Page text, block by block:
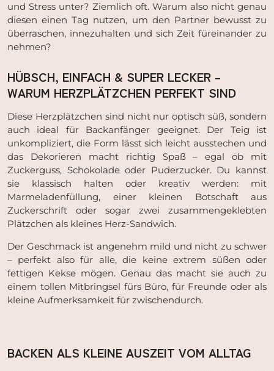
und Stress unter? Ziemlich oft. Warum also nicht genau
diesen einen Tag nutzen, um den Partner bewusst zu
überraschen, innezuhalten und sich Zeit füreinander zu
nehmen?
HÜBSCH, EINFACH & SUPER LECKER –
WARUM HERZPLÄTZCHEN PERFEKT SIND
Diese Herzplätzchen sind nicht nur optisch süß, sondern
auch ideal für Backanfänger geeignet. Der Teig ist
unkompliziert, die Form lässt sich leicht ausstechen und
das Dekorieren macht richtig Spaß – egal ob mit
Zuckerguss, Schokolade oder Puderzucker. Du kannst
sie klassisch halten oder kreativ werden: mit
Marmeladenfüllung, einer kleinen Botschaft aus
Zuckerschrift oder sogar zwei zusammengeklebten
Plätzchen als kleines Herz-Sandwich.
Der Geschmack ist angenehm mild und nicht zu schwer
– perfekt also für alle, die keine extrem süßen oder
fettigen Kekse mögen. Genau das macht sie auch zu
einem tollen Mitbringsel fürs Büro, für Freunde oder als
kleine Aufmerksamkeit für zwischendurch.
BACKEN ALS KLEINE AUSZEIT VOM ALLTAG